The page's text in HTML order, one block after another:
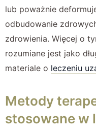
lub poważnie
odbudowanie
zdrowienia. Więcej o
rozumiane jest jako
materiale o leczeniu
Metody
stosowane w